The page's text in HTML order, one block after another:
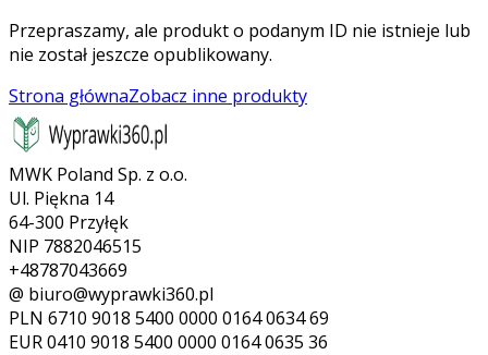
Przepraszamy, ale produkt o podanym ID nie istnieje lub
nie został jeszcze opublikowany.
Strona głównaZobacz inne produkty
MWK Poland Sp. z o.o.
Ul. Piękna 14
64-300 Przyłęk
NIP 7882046515
+48787043669
@ biuro@wyprawki360.pl
PLN 6710 9018 5400 0000 0164 0634 69
EUR0410 9018 5400 0000 0164 0635 36